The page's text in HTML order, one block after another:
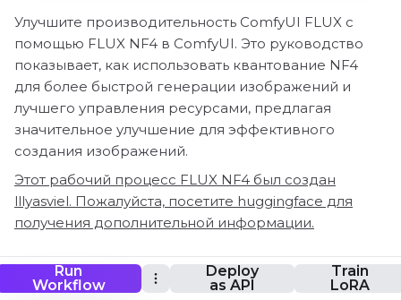
Run
Workflow
Deploy
as API
Train
LoRA
Улучшите производительность ComfyUI FLUX с
помощью FLUX NF4 в ComfyUI. Это руководство
показывает, как использовать квантование NF4
для более быстрой генерации изображений и
лучшего управления ресурсами, предлагая
значительное улучшение для эффективного
создания изображений.
Этот рабочий процесс FLUX NF4 был создан
lllyasviel. Пожалуйста, посетите huggingface для
получения дополнительной информации.
ComfyUI FLUX NF4 Рабочий процесс